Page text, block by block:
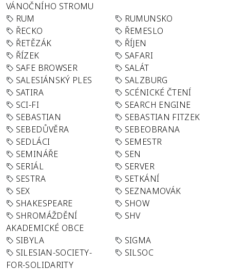
VÁNOČNÍHO STROMU
RUM
RUMUNSKO
ŘECKO
ŘEMESLO
ŘETĚZÁK
ŘÍJEN
ŘÍZEK
SAFARI
SAFE BROWSER
SALÁT
SALESIÁNSKÝ PLES
SALZBURG
SATIRA
SCÉNICKÉ ČTENÍ
SCI-FI
SEARCH ENGINE
SEBASTIAN
SEBASTIAN FITZEK
SEBEDŮVĚRA
SEBEOBRANA
SEDLÁCI
SEMESTR
SEMINÁŘE
SEN
SERIÁL
SERVER
SESTRA
SETKÁNÍ
SEX
SEZNAMOVÁK
SHAKESPEARE
SHOW
SHROMÁŽDĚNÍ
AKADEMICKÉ OBCE
SHV
SIBYLA
SIGMA
SILESIAN-SOCIETY-
FOR-SOLIDARITY
SILSOC